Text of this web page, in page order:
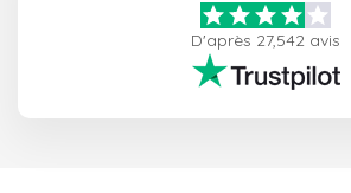
D'après 27,542 avis